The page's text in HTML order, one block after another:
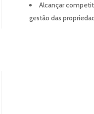
Alcançar
gestão das